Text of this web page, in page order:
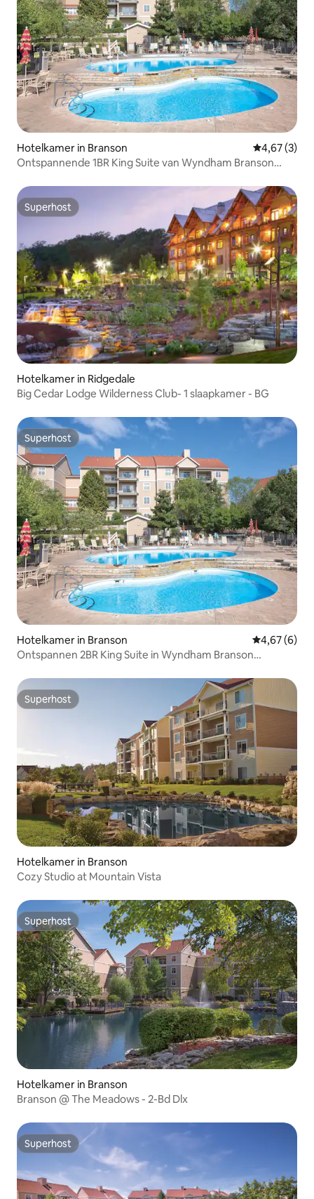
Hotelkamer in Branson
4,67 (3)
Ontspannende 1BR King Suite van Wyndham Branson
Superhost
Superhost
Hotelkamer in Ridgedale
Big Cedar Lodge Wilderness Club- 1 slaapkamer - BG
Superhost
Superhost
Hotelkamer in Branson Gemiddelde
4,67 (6)
Ontspannen 2BR King Suite in Wyndham Branson
Superhost
Superhost
Hotelkamer in Branson
Cozy Studio at Mountain Vista
Superhost
Superhost
Hotelkamer in Branson
Branson @ The Meadows - 2-Bd Dlx
Superhost
Superhost